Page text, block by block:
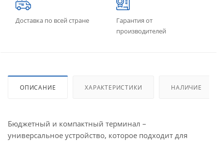
Доставка по всей стране
Гарантия от
производителей
ОПИСАНИЕ ХАРАКТЕРИСТИКИ НАЛИЧИЕ
Бюджетный и компактный терминал –
универсальное устройство, которое подходит для